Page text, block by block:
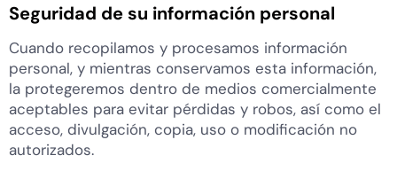
Seguridad de su información personal
Cuando recopilamos y procesamos información
personal, y mientras conservamos esta información,
la protegeremos dentro de medios comercialmente
aceptables para evitar pérdidas y robos, así como el
acceso, divulgación, copia, uso o modificación no
autorizados.